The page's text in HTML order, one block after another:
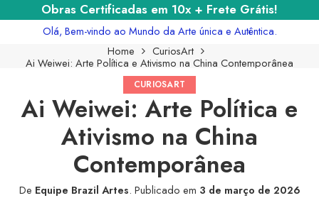
Obras Certificadas em 10x + Frete Grátis!
Olá, Bem-vindo ao Mundo da Arte única e Autêntica.
Home
CuriosArt
Ai Weiwei: Arte Política e Ativismo na China Contemporânea
CURIOSART
Ai Weiwei: Arte Política e
Ativismo na China
Contemporânea
De Equipe Brazil Artes. Publicado em 3 de março de 2026